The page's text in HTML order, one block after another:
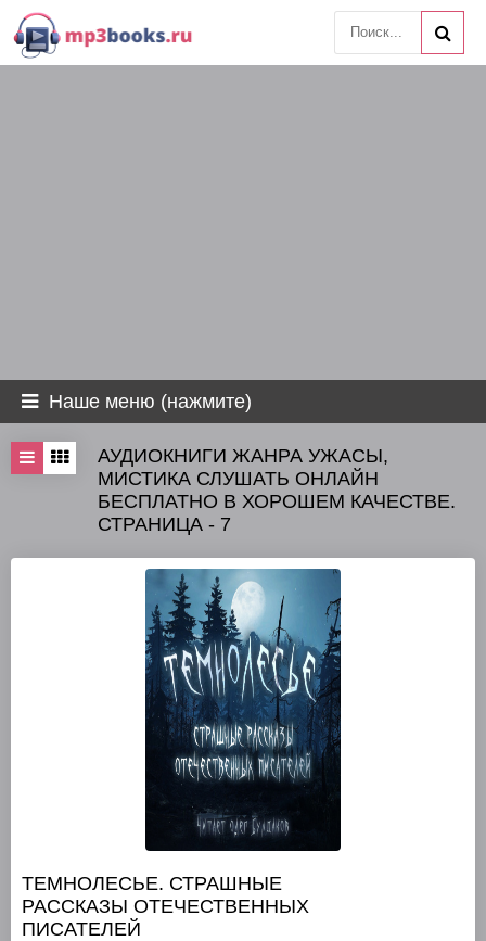
Наше меню (нажмите)
АУДИОКНИГИ ЖАНРА УЖАСЫ,
МИСТИКА СЛУШАТЬ ОНЛАЙН
БЕСПЛАТНО В ХОРОШЕМ КАЧЕСТВЕ.
СТРАНИЦА - 7
ТЕМНОЛЕСЬЕ. СТРАШНЫЕ
РАССКАЗЫ ОТЕЧЕСТВЕННЫХ
ПИСАТЕЛЕЙ